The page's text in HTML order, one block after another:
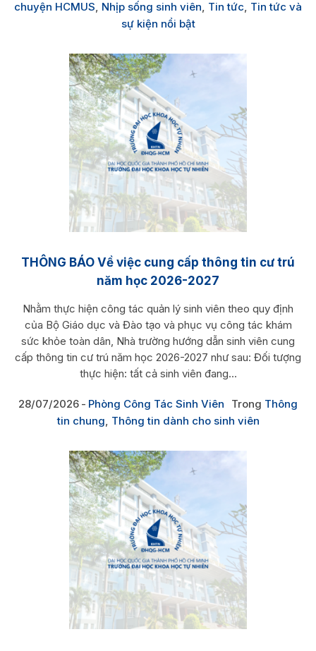
chuyện HCMUS Nhịp sống sinh viên Tin tức Tin tức và
sự kiện nổi bật
THÔNG BÁO Về việc cung cấp thông tin cư trú
năm học 2026-2027
Nhằm thực hiện công tác quản lý sinh viên theo quy định
của Bộ Giáo dục và Đào tạo và phục vụ công tác khám
sức khỏe toàn dân, Nhà trường hướng dẫn sinh viên cung
cấp thông tin cư trú năm học 2026-2027 như sau: Đối tượng
thực hiện: tất cả sinh viên đang...
28/07/2026 Phòng Công Tác Sinh Viên Trong Thông
tin chung Thông tin dành cho sinh viên